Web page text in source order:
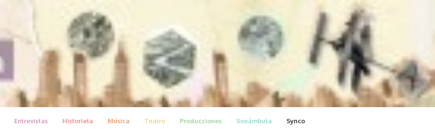
Entrevistas Historieta Música Teatro Producciones Sonámbula Synco